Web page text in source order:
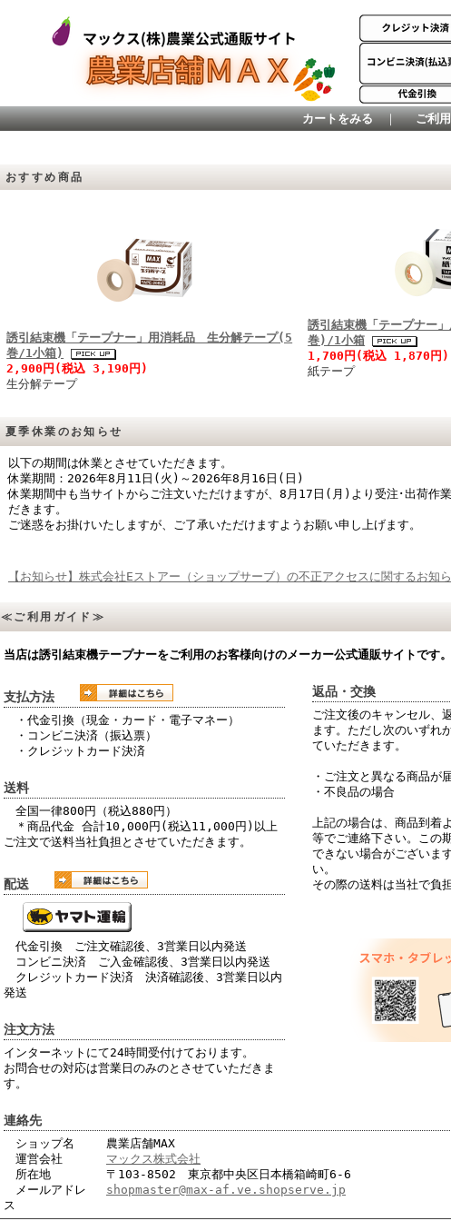
カートをみる ｜ ご利
おすすめ商品
誘引結束機「テープナー」用消耗品 生分解テープ(5
巻/1小箱)
2,900円(税込 3,190円)
生分解テープ
誘引結束機「テープナー
巻)/1小箱
1,700円(税込 1,870円)
紙テープ
夏季休業のお知らせ
以下の期間は休業とさせていただきます。
休業期間：2026年8月11日(火)～2026年8月16日(日)
休業期間中も当サイトからご注文いただけますが、8月17日(月)より受注･出荷作
だきます。
ご迷惑をお掛けいたしますが、ご了承いただけますようお願い申し上げます。
【お知らせ】株式会社Eストアー（ショップサーブ）の不正アクセスに関するお知
≪ご利用ガイド≫
当店は誘引結束機テープナーをご利用のお客様向けのメーカー公式通販サイトです。
支払方法
・代金引換（現金・カード・電子マネー）
・コンビニ決済（振込票）
・クレジットカード決済
送料
全国一律800円（税込880円）
＊商品代金 合計10,000円(税込11,000円)以上
ご注文で送料当社負担とさせていただきます。
配送
代金引換 ご注文確認後、3営業日以内発送
コンビニ決済 ご入金確認後、3営業日以内発送
クレジットカード決済 決済確認後、3営業日以内
発送
注文方法
インターネットにて24時間受付けております。
お問合せの対応は営業日のみのとさせていただきま
す。
返品・交換
ご注文後のキャンセル、
ます。ただし次のいずれ
ていただきます。
・ご注文と異なる商品が
・不良品の場合
上記の場合は、商品到着
等でご連絡下さい。この
できない場合がございま
い。
その際の送料は当社で負
連絡先
ショップ名
農業店舗MAX
運営会社
マックス株式会社
所在地
〒103-8502 東京都中央区日本橋箱崎町6-6
メールアドレ
ス
shopmaster@max-af.ve.shopserve.jp